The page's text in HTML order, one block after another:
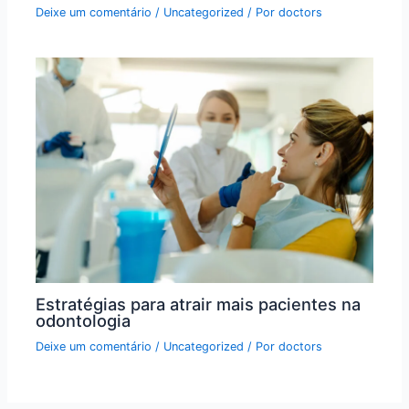
Deixe um comentário / Uncategorized / Pordoctors
Estratégias para atrair mais pacientes na
odontologia
Deixe um comentário / Uncategorized / Pordoctors